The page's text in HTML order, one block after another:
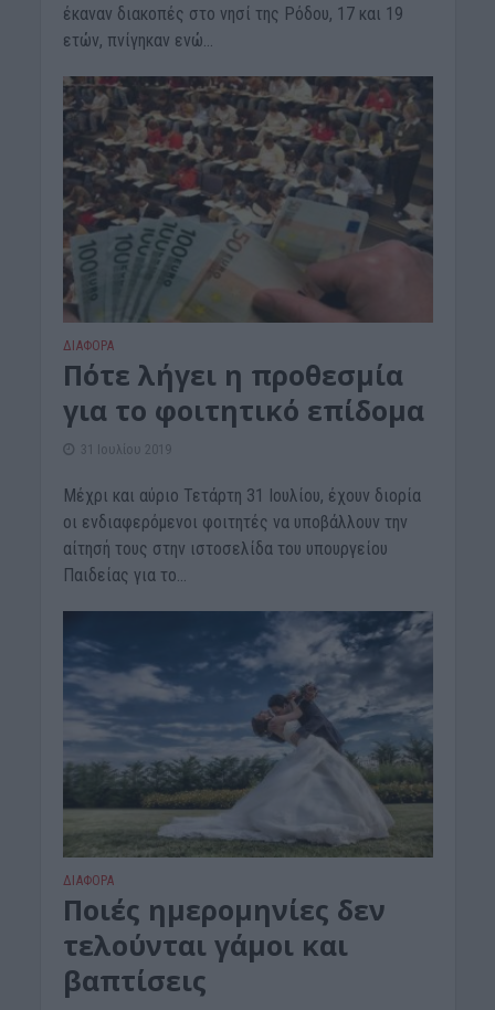
έκαναν διακοπές στο νησί της Ρόδου, 17 και 19
ετών, πνίγηκαν ενώ...
ΔΙΆΦΟΡΑ
Πότε λήγει η προθεσμία
για το φοιτητικό επίδομα
31 Ιουλίου 2019
Μέχρι και αύριο Τετάρτη 31 Ιουλίου, έχουν διορία
οι ενδιαφερόμενοι φοιτητές να υποβάλλουν την
αίτησή τους στην ιστοσελίδα του υπουργείου
Παιδείας για το...
ΔΙΆΦΟΡΑ
Ποιές ημερομηνίες δεν
τελούνται γάμοι και
βαπτίσεις